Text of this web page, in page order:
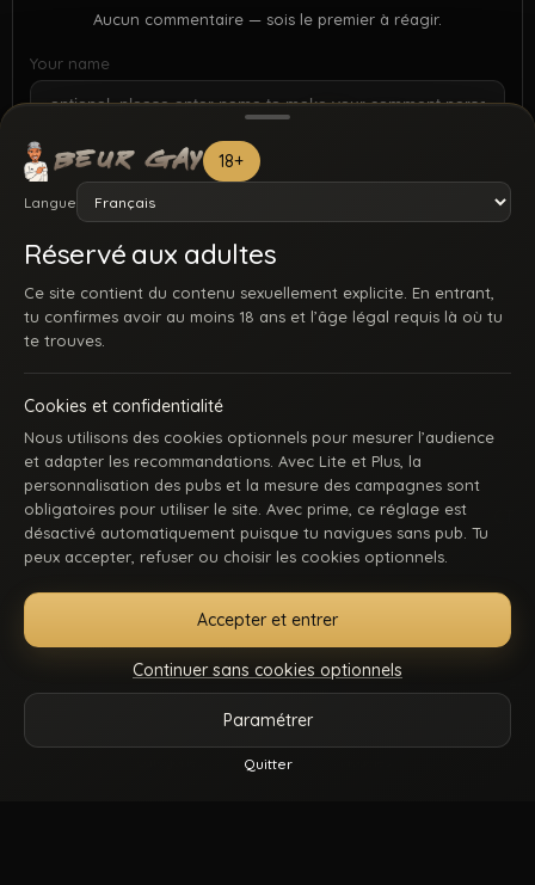
18+
Langue
Réservé aux adultes
Ce site contient du contenu sexuellement explicite. En entrant,
tu confirmes avoir au moins 18 ans et l’âge légal requis là où tu
te trouves.
Cookies et confidentialité
Nous utilisons des cookies optionnels pour mesurer l’audience
et adapter les recommandations. Avec Lite et Plus, la
personnalisation des pubs et la mesure des campagnes sont
obligatoires pour utiliser le site. Avec prime, ce réglage est
désactivé automatiquement puisque tu navigues sans pub. Tu
peux accepter, refuser ou choisir les cookies optionnels.
Accepter et entrer
Continuer sans cookies optionnels
Paramétrer
Quitter
Aucun commentaire — sois le premier à réagir.
Your name
ACCUEIL INSCRIPTION SE CONNECTER SUPPORT / CONTACT
CONDITIONS D’UTILISATION
DMCA 18 U.S.C. 2257
GÉRER MES COOKIES
La première communauté en ligne dédiée au porno gay beur et métissé : des
keums du bled, des rebeus bien montés, des lascars actifs, des passifs
affamés, et du sexe hard comme tu kiffes. Pose-toi, mate, et régale-toi. Balance-
- Tous droits sont réservés.
Reels